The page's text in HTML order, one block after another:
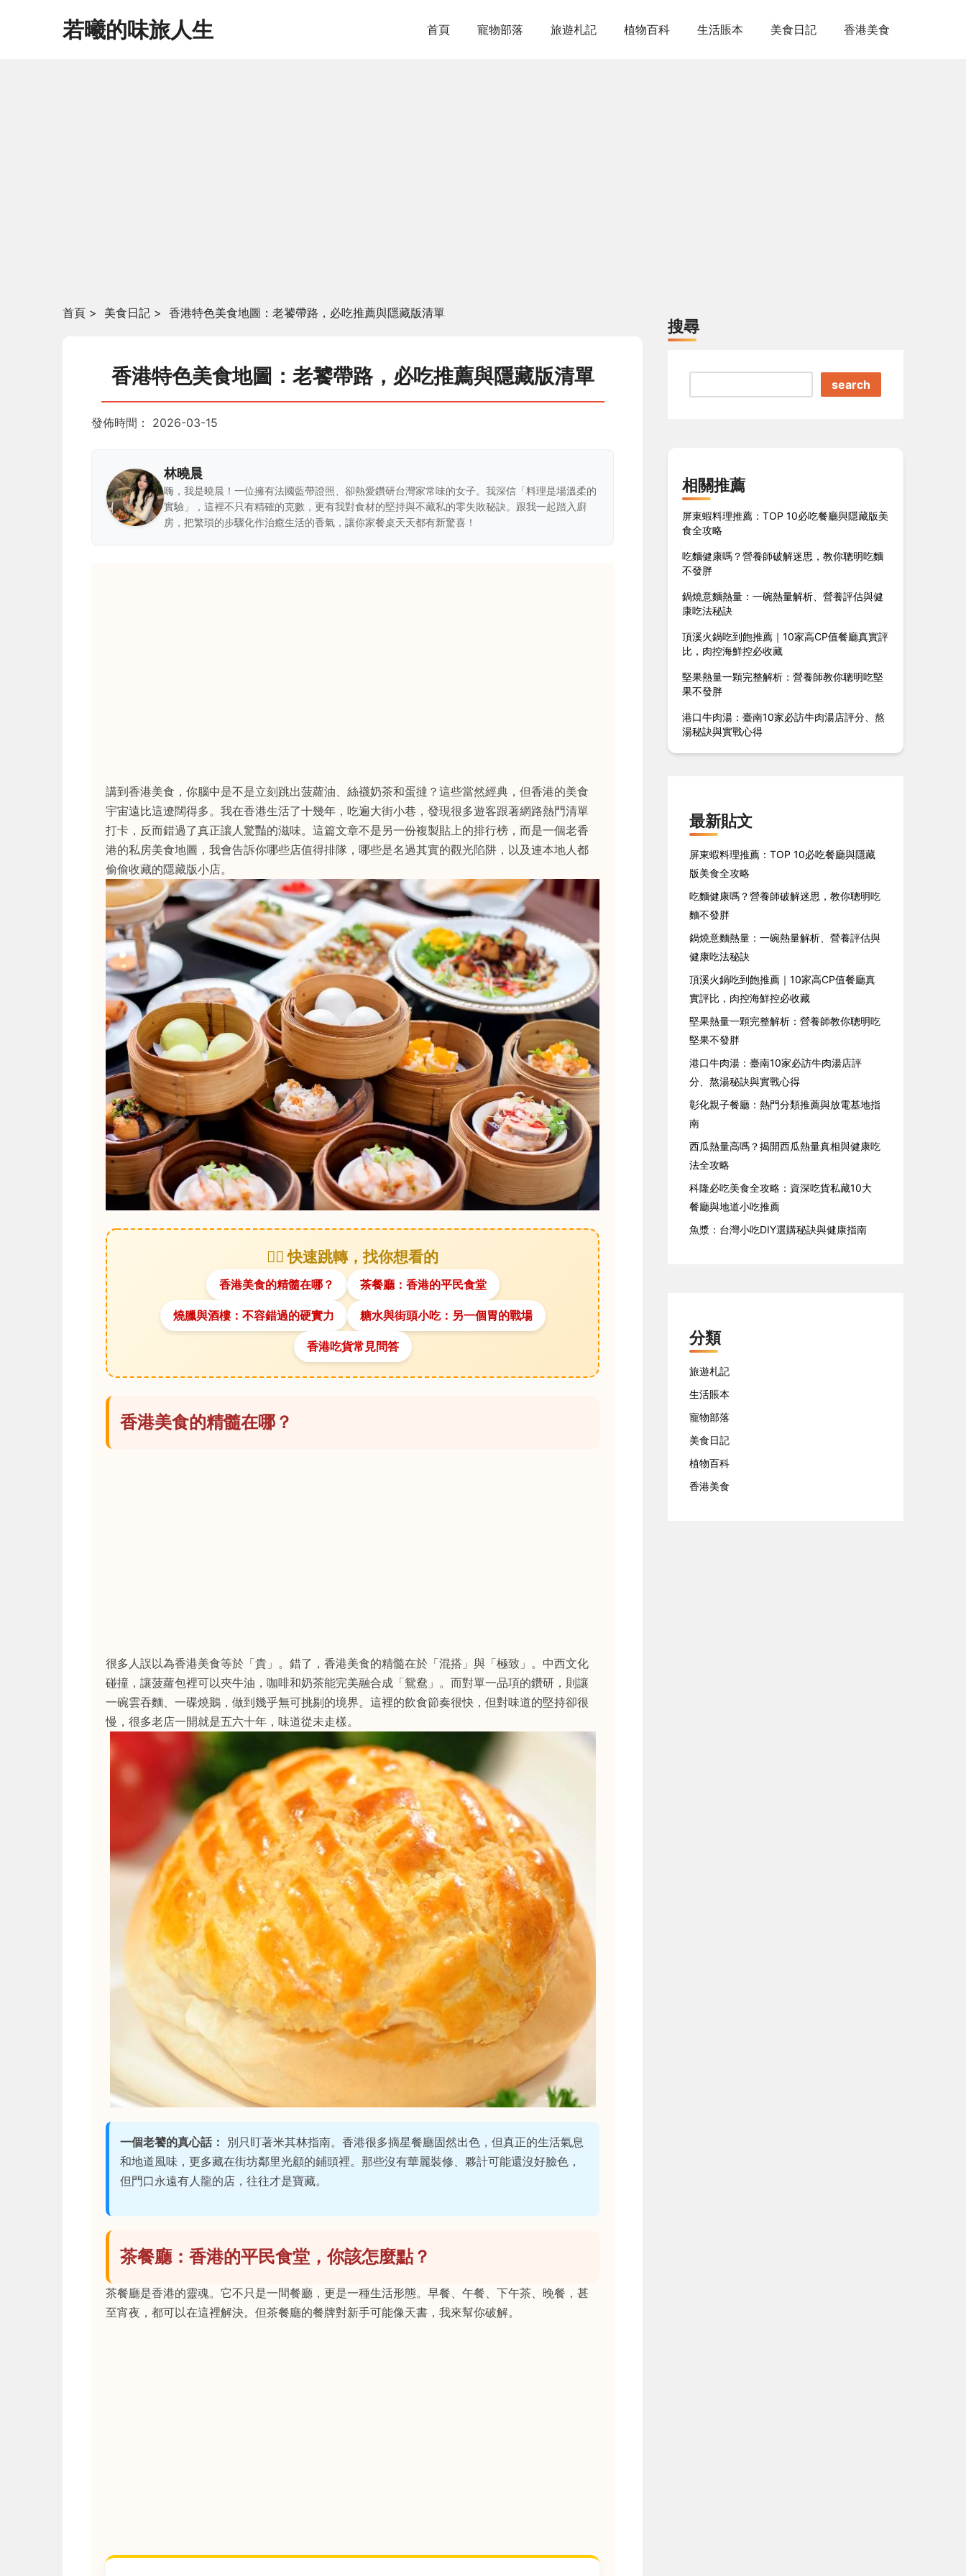
若曦的味旅人生 首頁 寵物部落 旅遊札記 植物百科 生活賬本 美食日記 香港美食
首頁 > 美食日記 > 香港特色美食地圖：老饕帶路，必吃推薦與隱藏版清單
香港特色美食地圖：老饕帶路，必吃推薦與隱藏版清單
發佈時間： 2026-03-15
林曉晨
嗨，我是曉晨！一位擁有法國藍帶證照、卻熱愛鑽研台灣家常味的女子。我深信「料理是場溫柔的
實驗」，這裡不只有精確的克數，更有我對食材的堅持與不藏私的零失敗秘訣。跟我一起踏入廚
房，把繁瑣的步驟化作治癒生活的香氣，讓你家餐桌天天都有新驚喜！
講到香港美食，你腦中是不是立刻跳出菠蘿油、絲襪奶茶和蛋撻？這些當然經典，但香港的美食
宇宙遠比這遼闊得多。我在香港生活了十幾年，吃遍大街小巷，發現很多遊客跟著網路熱門清單
打卡，反而錯過了真正讓人驚豔的滋味。這篇文章不是另一份複製貼上的排行榜，而是一個老香
港的私房美食地圖，我會告訴你哪些店值得排隊，哪些是名過其實的觀光陷阱，以及連本地人都
偷偷收藏的隱藏版小店。
🏃‍♂️ 快速跳轉，找你想看的
香港美食的精髓在哪？ 茶餐廳：香港的平民食堂
燒臘與酒樓：不容錯過的硬實力 糖水與街頭小吃：另一個胃的戰場
香港吃貨常見問答
香港美食的精髓在哪？
很多人誤以為香港美食等於「貴」。錯了，香港美食的精髓在於「混搭」與「極致」。中西文化
碰撞，讓菠蘿包裡可以夾牛油，咖啡和奶茶能完美融合成「鴛鴦」。而對單一品項的鑽研，則讓
一碗雲吞麵、一碟燒鵝，做到幾乎無可挑剔的境界。這裡的飲食節奏很快，但對味道的堅持卻很
慢，很多老店一開就是五六十年，味道從未走樣。
一個老饕的真心話：
別只盯著米其林指南。香港很多摘星餐廳固然出色，但真正的生活氣息
和地道風味，更多藏在街坊鄰里光顧的鋪頭裡。那些沒有華麗裝修、夥計可能還沒好臉色，
但門口永遠有人龍的店，往往才是寶藏。
茶餐廳：香港的平民食堂，你該怎麼點？
茶餐廳是香港的靈魂。它不只是一間餐廳，更是一種生活形態。早餐、午餐、下午茶、晚餐，甚
至宵夜，都可以在這裡解決。但茶餐廳的餐牌對新手可能像天書，我來幫你破解。
搜尋
search
相關推薦
屏東蝦料理推薦：TOP 10必吃餐廳與隱藏版美
食全攻略
吃麵健康嗎？營養師破解迷思，教你聰明吃麵
不發胖
鍋燒意麵熱量：一碗熱量解析、營養評估與健
康吃法秘訣
頂溪火鍋吃到飽推薦｜10家高CP值餐廳真實評
比，肉控海鮮控必收藏
堅果熱量一顆完整解析：營養師教你聰明吃堅
果不發胖
港口牛肉湯：臺南10家必訪牛肉湯店評分、熬
湯秘訣與實戰心得
最新貼文
屏東蝦料理推薦：TOP 10必吃餐廳與隱藏
版美食全攻略
吃麵健康嗎？營養師破解迷思，教你聰明吃
麵不發胖
鍋燒意麵熱量：一碗熱量解析、營養評估與
健康吃法秘訣
頂溪火鍋吃到飽推薦｜10家高CP值餐廳真
實評比，肉控海鮮控必收藏
堅果熱量一顆完整解析：營養師教你聰明吃
堅果不發胖
港口牛肉湯：臺南10家必訪牛肉湯店評
分、熬湯秘訣與實戰心得
彰化親子餐廳：熱門分類推薦與放電基地指
南
西瓜熱量高嗎？揭開西瓜熱量真相與健康吃
法全攻略
科隆必吃美食全攻略：資深吃貨私藏10大
餐廳與地道小吃推薦
魚漿：台灣小吃DIY選購秘訣與健康指南
分類
旅遊札記
生活賬本
寵物部落
美食日記
植物百科
香港美食